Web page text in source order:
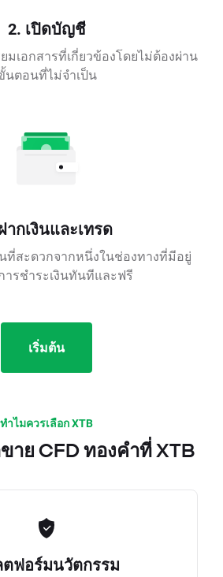
2. เปิดบัญชี
มเอกสารที่เกี่ยวข้องโดยไม่ต้องผ่าน
นตอนที่ไม่จำเป็น
ากเงินและเทรด
นที่สะดวกจากหนึ่งในช่องทางที่มีอยู่
ารชำระเงินทันทีและฟรี
เริ่มต้น
ทำไมควรเลือก XTB
าย CFD ทองคำที่ XTB
ฟอร์มนวัตกรรม